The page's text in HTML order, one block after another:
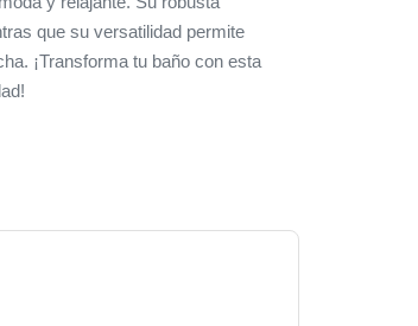
que su versatilidad permite
¡Transforma tu baño con esta